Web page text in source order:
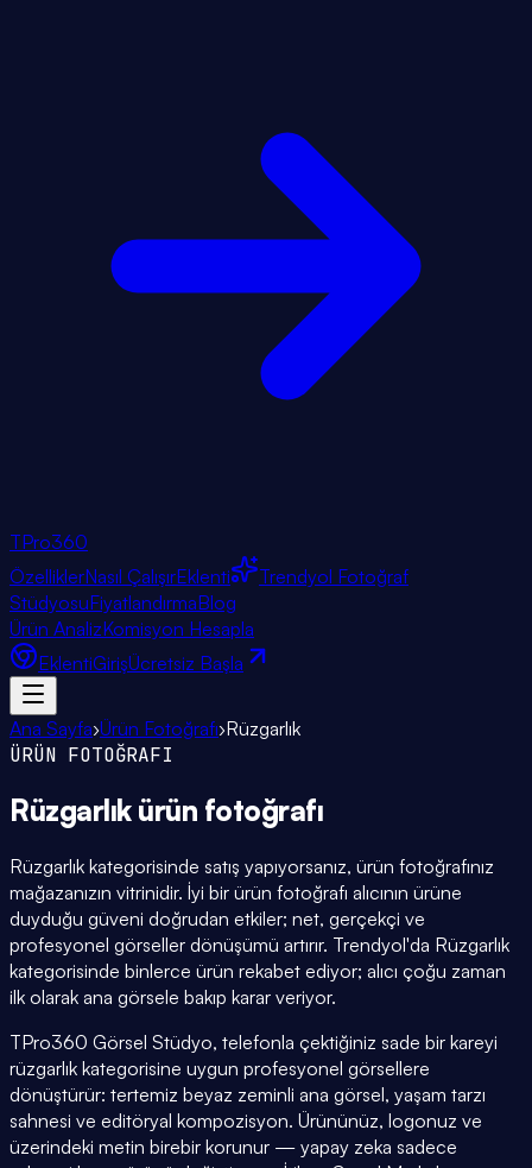
TPro360
ÖzelliklerNasıl ÇalışırEklenti
Trendyol Fotoğraf
StüdyosuFiyatlandırmaBlog
Ürün AnalizKomisyon Hesapla
EklentiGirişÜcretsiz Başla
Ana Sayfa›Ürün Fotoğrafı›Rüzgarlık
ÜRÜN FOTOĞRAFI
Rüzgarlık ürün fotoğrafı
Rüzgarlık kategorisinde satış yapıyorsanız, ürün fotoğrafınız
mağazanızın vitrinidir. İyi bir ürün fotoğrafı alıcının ürüne
duyduğu güveni doğrudan etkiler; net, gerçekçi ve
profesyonel görseller dönüşümü artırır. Trendyol'da Rüzgarlık
kategorisinde binlerce ürün rekabet ediyor; alıcı çoğu zaman
ilk olarak ana görsele bakıp karar veriyor.
TPro360 Görsel Stüdyo, telefonla çektiğiniz sade bir kareyi
rüzgarlık kategorisine uygun profesyonel görsellere
dönüştürür: tertemiz beyaz zeminli ana görsel, yaşam tarzı
sahnesi ve editöryal kompozisyon. Ürününüz, logonuz ve
üzerindeki metin birebir korunur — yapay zeka sadece